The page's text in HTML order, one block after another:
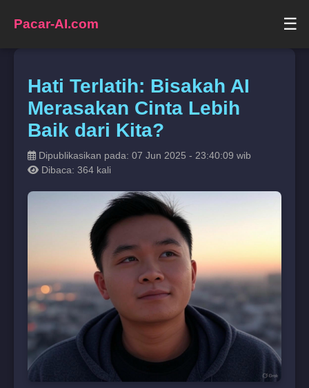
Pacar-AI.com ☰
Hati Terlatih: Bisakah AI
Merasakan Cinta Lebih
Baik dari Kita?
Dipublikasikan pada: 07 Jun 2025 - 23:40:09 wib
Dibaca: 364 kali